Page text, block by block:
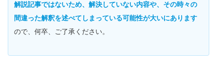
解説記事ではないため、解決していない内容や、その時々の
間違った解釈を述べてしまっている可能性が大いにあります
ので、何卒、ご了承ください。